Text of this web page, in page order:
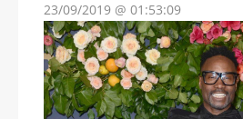
23/09/2019 @ 01:53:09